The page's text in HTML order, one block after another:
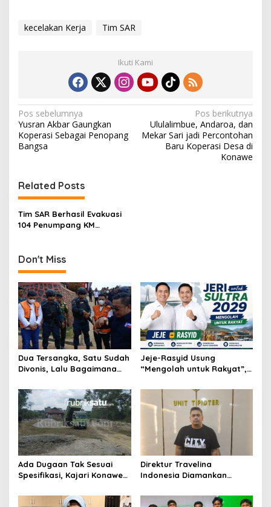
kecelakan Kerja Tim SAR
Ikuti Kami
N
a
v
g
a
s
p
o
s
Pos sebelumnya
Yusran Akbar Gaungkan
Koperasi Sebagai Penopang
Bangsa
Pos berikutnya
Ululalimbue, Andaroa, dan
Mekar Sari jadi Percontohan
Baru Koperasi Desa di
Konawe
Related Posts
Tim SAR Berhasil Evakuasi
104 Penumpang KM
Don't Miss
Dua Tersangka, Satu Sudah
Divonis, Lalu Bagaimana
Jeje-Rasyid Usung
“Mengolah untuk Rakyat”,
Menuju 2029
Ada Dugaan Tak Sesuai
Spesifikasi, Kajari Konawe
Rupbasan Rp1,9 Miliar
Direktur Travelina
Indonesia Diamankan
Penelantaran Jemaah